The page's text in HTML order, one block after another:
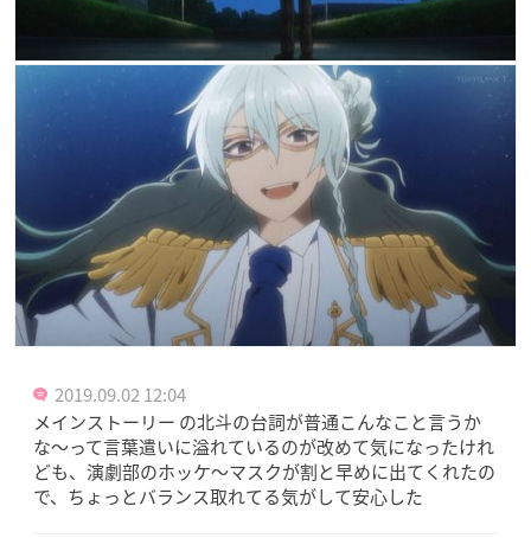
2019.09.02 12:04
メインストーリー の北斗の台詞が普通こんなこと言うか
な〜って言葉遣いに溢れているのが改めて気になったけれ
ども、演劇部のホッケ〜マスクが割と早めに出てくれたの
で、ちょっとバランス取れてる気がして安心した